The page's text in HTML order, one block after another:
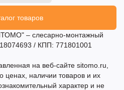
товаров
– слесарно-монтажный
/ КПП: 771801001
на веб-сайте sitomo.ru,
наличии товаров и их
характер и не